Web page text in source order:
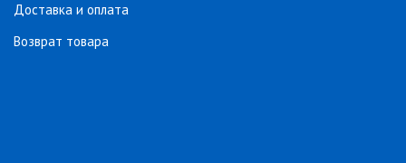
Доставка и оплата
Возврат товара